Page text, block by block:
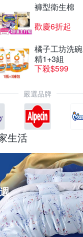
褲型衛生棉
歡慶6折起
橘子工坊洗碗
精1+3組
下殺$599
嚴選品牌
生活